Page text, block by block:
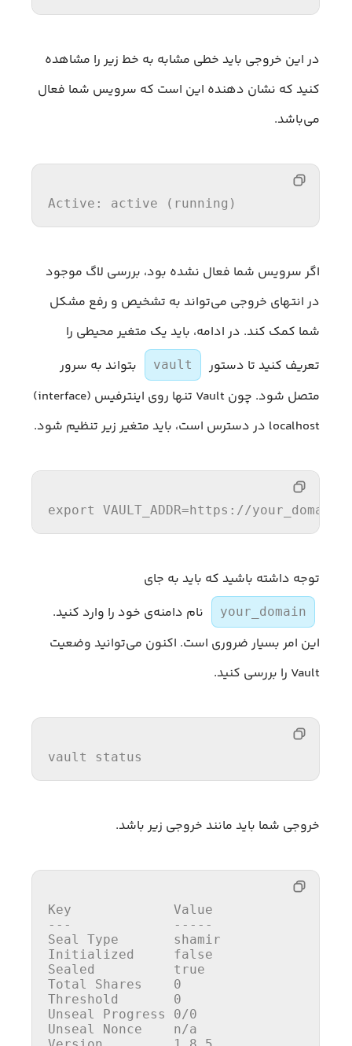
در این خروجی باید خطی مشابه به خط زیر را مشاهده
کنید که نشان دهنده این است که سرویس شما فعال
می‌باشد.
Active: active ( running )
اگر سرویس شما فعال نشده بود، بررسی لاگ موجود
در انتهای خروجی می‌تواند به تشخیص و رفع مشکل
شما کمک کند. در ادامه، باید یک متغیر محیطی را
تعریف کنید تا دستور
vault
بتواند به سرور
متصل شود. چون Vault تنها روی اینترفیس (interface)
localhost در دسترس است، باید متغیر زیر تنظیم شود.
export VAULT_ADDR=https://
توجه داشته باشید که باید به جای
your_domain
نام دامنه‌ی خود را وارد کنید.
این امر بسیار ضروری است. اکنون می‌توانید وضعیت
Vault را بررسی کنید.
vault status
خروجی شما باید مانند خروجی زیر باشد.
---             -----
Seal Type
Initialized false
Sealed true
Total Shares 0
Threshold 0
Unseal Progress 0/0
Unseal Nonce    n/a